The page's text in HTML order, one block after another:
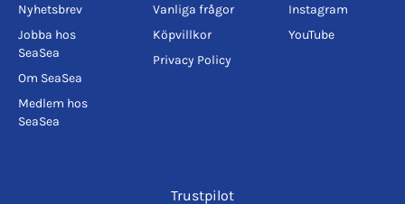
Nyhetsbrev
Jobba hos
SeaSea
Om SeaSea
Medlem hos
SeaSea
Vanliga frågor
Köpvillkor
Privacy Policy
Instagram
YouTube
Trustpilot